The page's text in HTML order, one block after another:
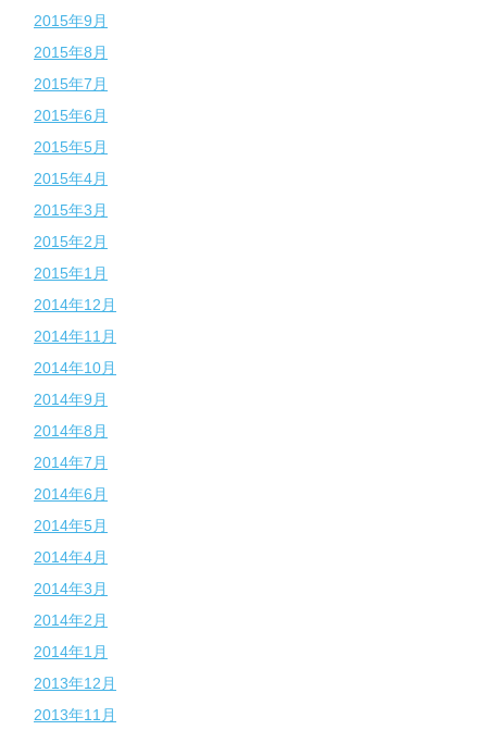
2015年9月
2015年8月
2015年7月
2015年6月
2015年5月
2015年4月
2015年3月
2015年2月
2015年1月
2014年12月
2014年11月
2014年10月
2014年9月
2014年8月
2014年7月
2014年6月
2014年5月
2014年4月
2014年3月
2014年2月
2014年1月
2013年12月
2013年11月